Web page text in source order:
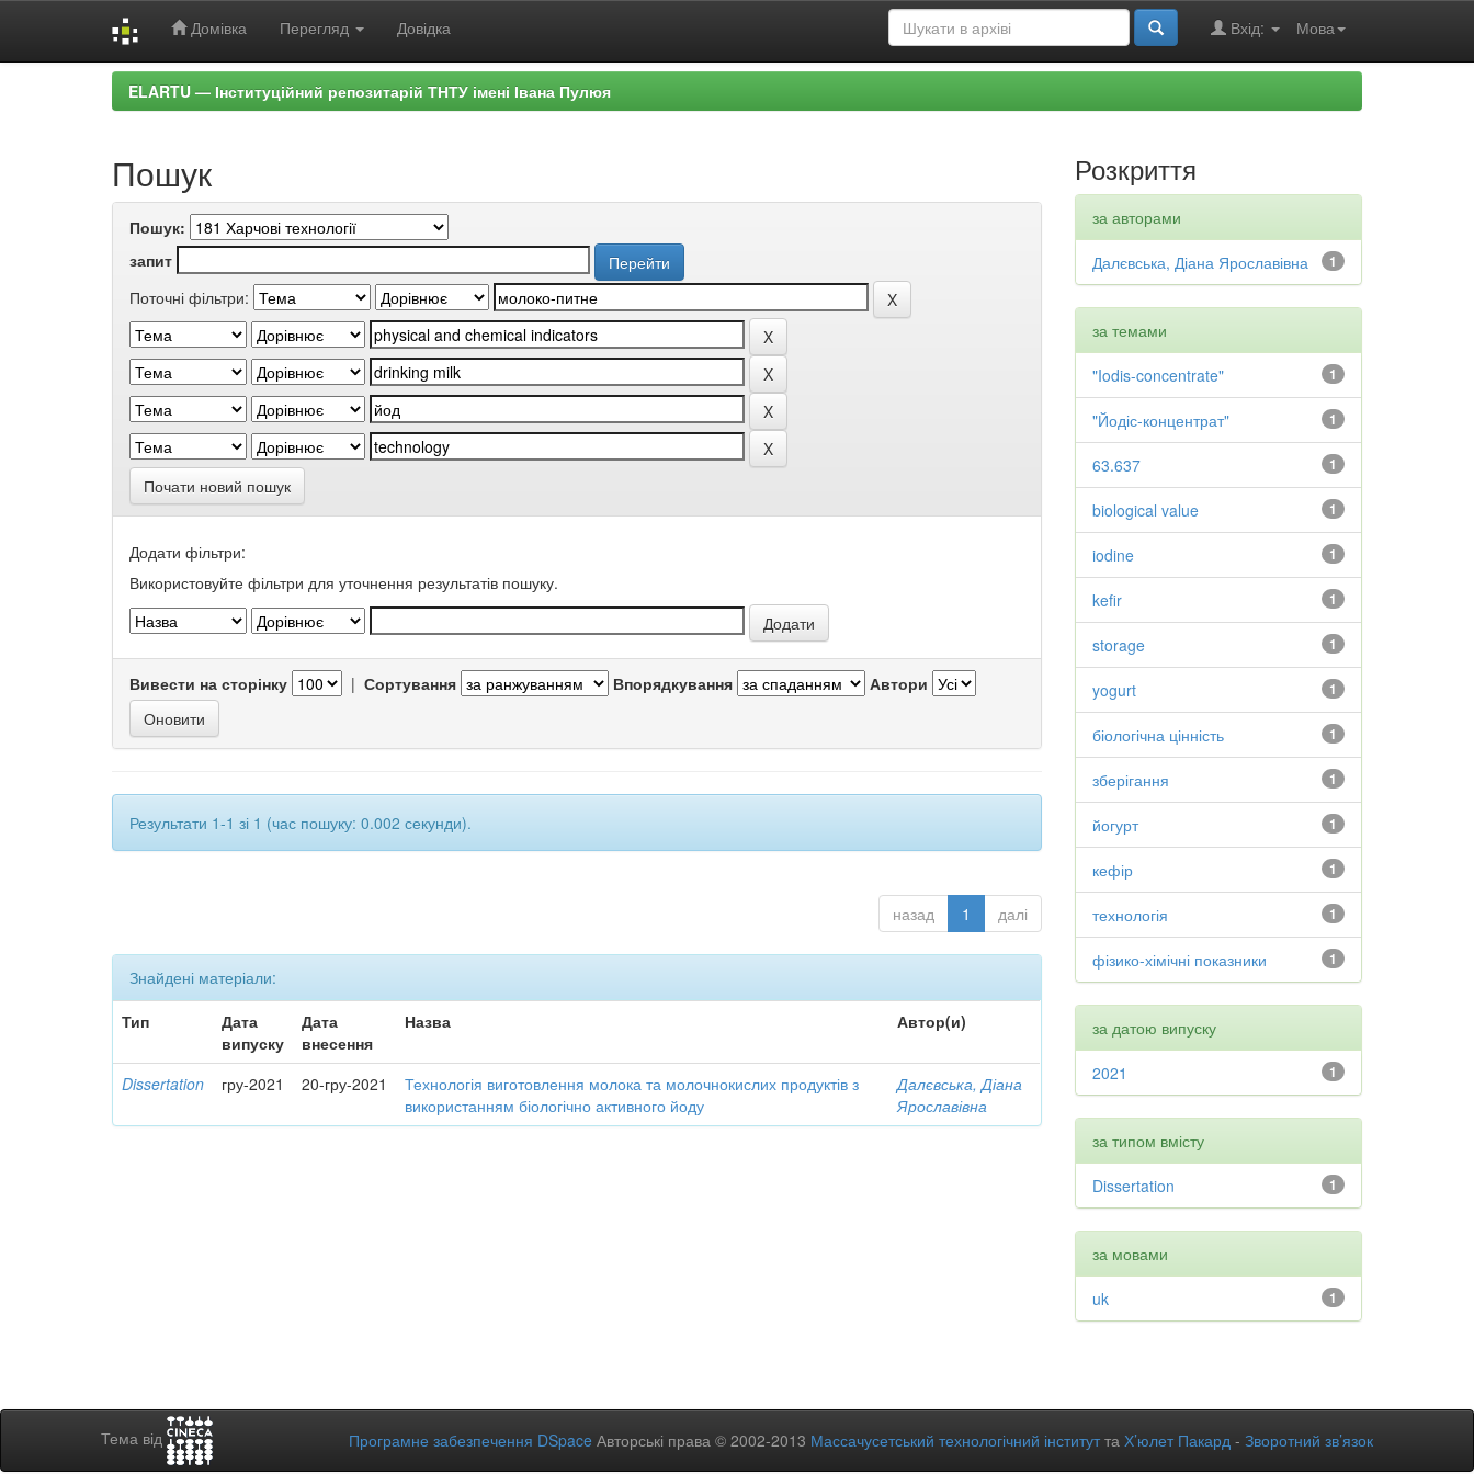
Домівка Перегляд Довідка Мова
Вхід:
ELARTU — Інституційний репозитарій ТНТУ імені Івана Пулюя
Пошук
Пошук:
запит
Поточні фільтри:
Почати новий пошук
Додати фільтри:
Використовуйте фільтри для уточнення результатів пошуку.
Вивести на сторінку | Сортування Впорядкування Автори
Результати 1-1 зі 1 (час пошуку: 0.002 секунди).
назад 1 далі
Знайдені матеріали:
Тип
Дата
випуску
Дата
внесення
Назва Автор(и)
Dissertation гру-2021 20-гру-2021
Технологія виготовлення молока та молочнокислих продуктів з
використанням біологічно активного йоду
Далєвська, Діана
Ярославівна
Розкриття
за авторами
1
Далєвська, Діана Ярославівна
за темами
1
"Iodis-concentrate"
1
"Йодіс-концентрат"
1
63.637
1
biological value
1
iodine
1
kefir
1
storage
1
yogurt
1
біологічна цінність
1
зберігання
1
йогурт
1
кефір
1
технологія
1
фізико-хімічні показники
за датою випуску
1
2021
за типом вмісту
1
Dissertation
за мовами
1
uk
Тема від Програмне забезпечення DSpace Авторські права © 2002-2013 Массачусетський технологічний інститутта Х’юлет Пакард - Зворотний зв’язок